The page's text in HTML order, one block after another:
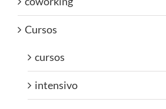
Cursos
cursos
intensivo